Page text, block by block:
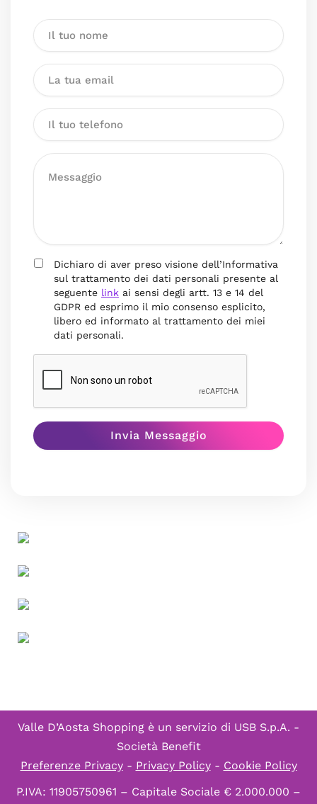
Dichiaro di aver preso visione dell’Informativa
sul trattamento dei dati personali presente al
seguente link ai sensi degli artt. 13 e 14 del
GDPR ed esprimo il mio consenso esplicito,
libero ed informato al trattamento dei miei
dati personali.
Valle D’Aosta Shopping è un servizio di USB S.p.A. -
Società Benefit
Preferenze Privacy- Privacy Policy- Cookie Policy
P.IVA: 11905750961 – Capitale Sociale € 2.000.000 –